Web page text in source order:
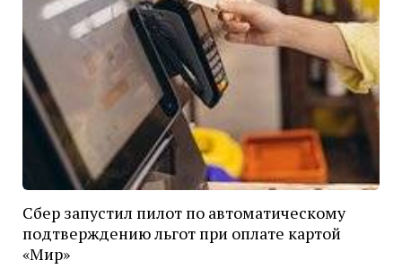
Сбер запустил пилот по автоматическому
подтверждению льгот при оплате картой
«Мир»